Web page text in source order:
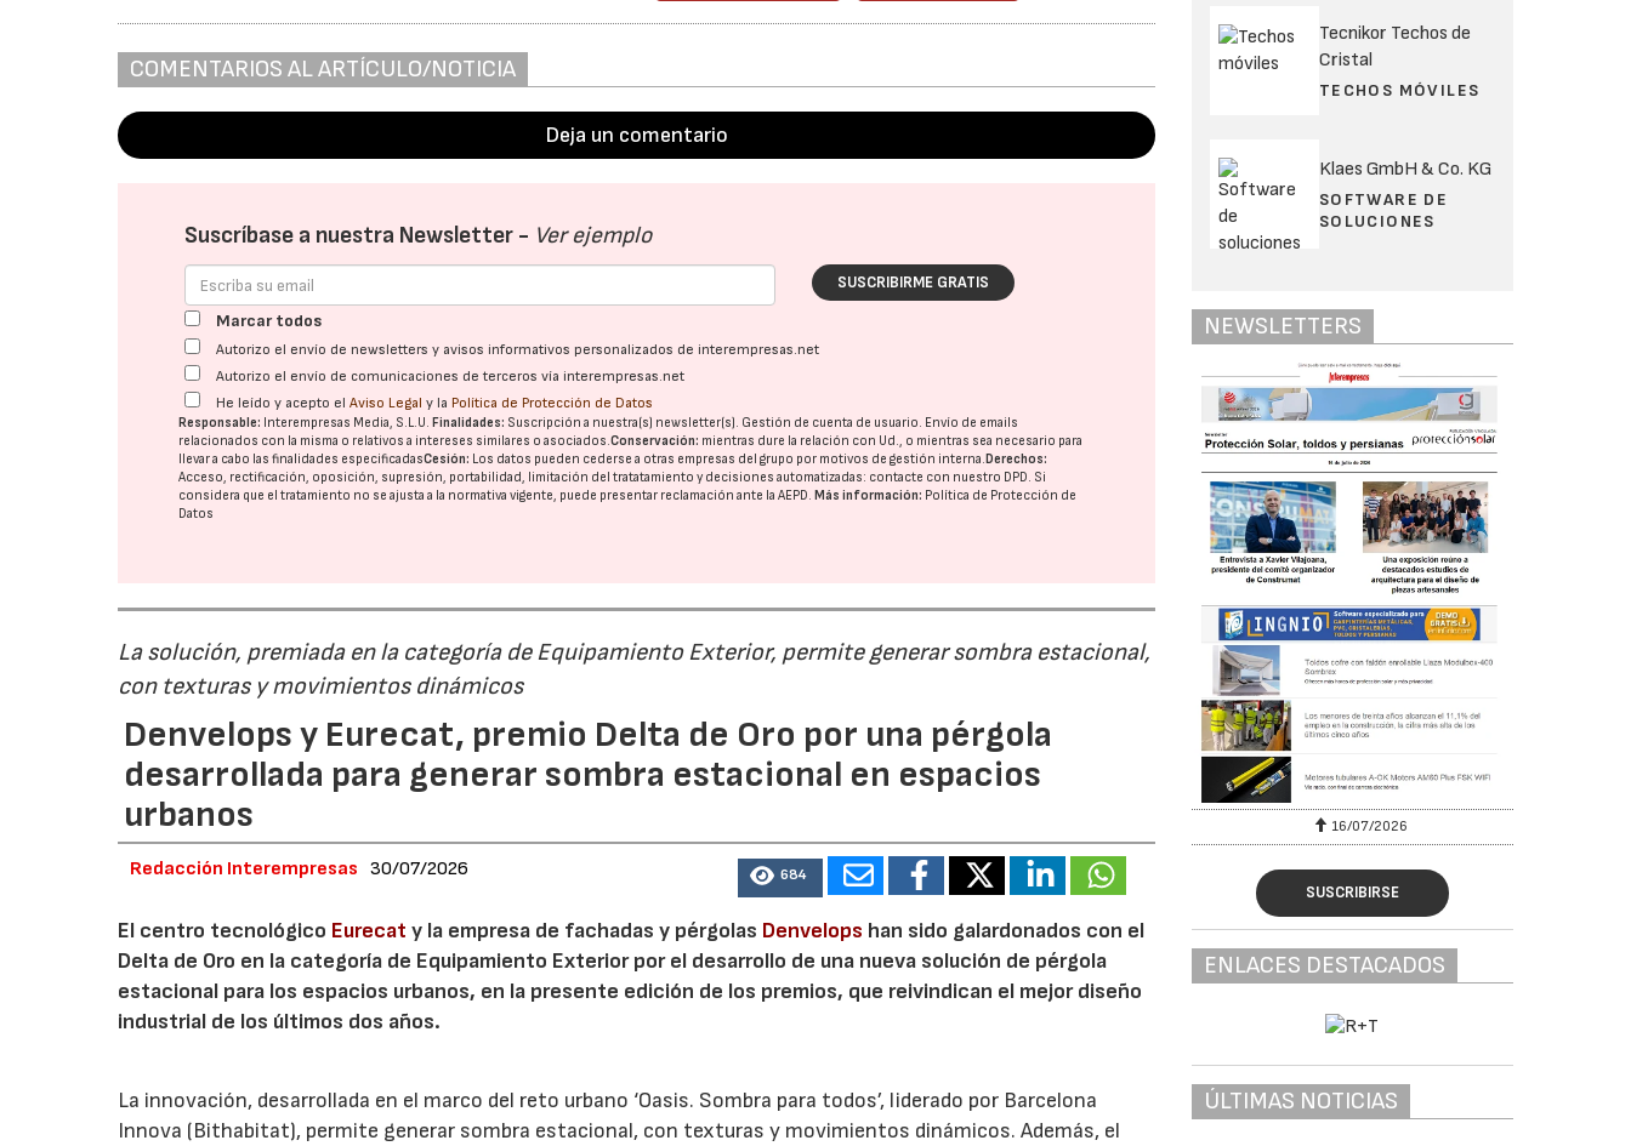
COMENTARIOS AL ARTÍCULO/NOTICIA
Deja un comentario
Suscríbase a nuestra Newsletter - Ver ejemplo
SUSCRIBIRME GRATIS
Marcar todos
Autorizo el envío de newsletters y avisos informativos personalizados de interempresas.net
Autorizo el envío de comunicaciones de terceros vía interempresas.net
He leído y acepto elAviso Legal y la Política de Protección de Datos
Responsable: Interempresas Media, S.L.U. Finalidades: Suscripción a nuestra(s) newsletter(s). Gestión de cuenta de usuario. Envío de emails
relacionados con la misma o relativos a intereses similares o asociados.Conservación: mientras dure la relación con Ud., o mientras sea necesario para
llevar a cabo las finalidades especificadasCesión: Los datos pueden cederse a otras empresas del grupo por motivos de gestión interna. Derechos:
Acceso, rectificación, oposición, supresión, portabilidad, limitación del tratatamiento y decisiones automatizadas: contacte con nuestro DPD. Si
considera que el tratamiento no se ajusta a la normativa vigente, puede presentar reclamación ante laAEPD. Más información: Política de Protección de
Datos
La solución, premiada en la categoría de Equipamiento Exterior, permite generar sombra estacional,
con texturas y movimientos dinámicos
Denvelops y Eurecat, premio Delta de Oro por una pérgola
desarrollada para generar sombra estacional en espacios
urbanos
Redacción Interempresas 30/07/2026 684
El centro tecnológico Eurecat y la empresa de fachadas y pérgolas Denvelops han sido galardonados con el
Delta de Oro en la categoría de Equipamiento Exterior por el desarrollo de una nueva solución de pérgola
estacional para los espacios urbanos, en la presente edición de los premios, que reivindican el mejor diseño
industrial de los últimos dos años.
La innovación, desarrollada en el marco del reto urbano ‘Oasis. Sombra para todos’, liderado por Barcelona
Innova (Bithabitat), permite generar sombra estacional, con texturas y movimientos dinámicos. Además, el
Tecnikor Techos de
Cristal
TECHOS MÓVILES
Klaes GmbH & Co. KG
SOFTWARE DE
SOLUCIONES
NEWSLETTERS
16/07/2026
SUSCRIBIRSE
ENLACES DESTACADOS
ÚLTIMAS NOTICIAS